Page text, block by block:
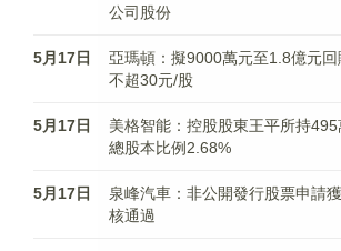
公司股份
5月17日
亞瑪頓：擬9000萬元至1.8億元
不超30元/股
5月17日
美格智能：控股股東王平所持495
總股本比例2.68%
5月17日
泉峰汽車：非公開發行股票申請
核通過